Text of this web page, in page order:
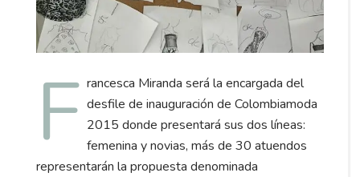
F rancesca Miranda será la encargada del
desfile de inauguración de Colombiamoda
2015 donde presentará sus dos líneas:
femenina y novias, más de 30 atuendos
representarán la propuesta denominada